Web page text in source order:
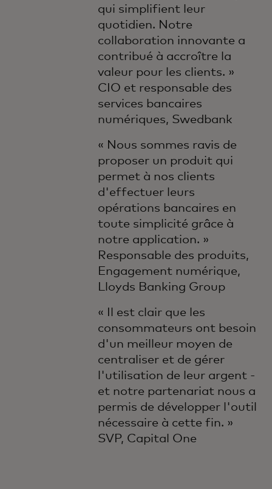
qui simplifient leur
quotidien. Notre
collaboration innovante a
contribué à accroître la
valeur pour les clients. »
CIO et responsable des
services bancaires
numériques, Swedbank
« Nous sommes ravis de
proposer un produit qui
permet à nos clients
d'effectuer leurs
opérations bancaires en
toute simplicité grâce à
notre application. »
Responsable des produits,
Engagement numérique,
Lloyds Banking Group
« Il est clair que les
consommateurs ont besoin
d'un meilleur moyen de
centraliser et de gérer
l'utilisation de leur argent -
et notre partenariat nous a
permis de développer l'outil
nécessaire à cette fin. »
SVP, Capital One